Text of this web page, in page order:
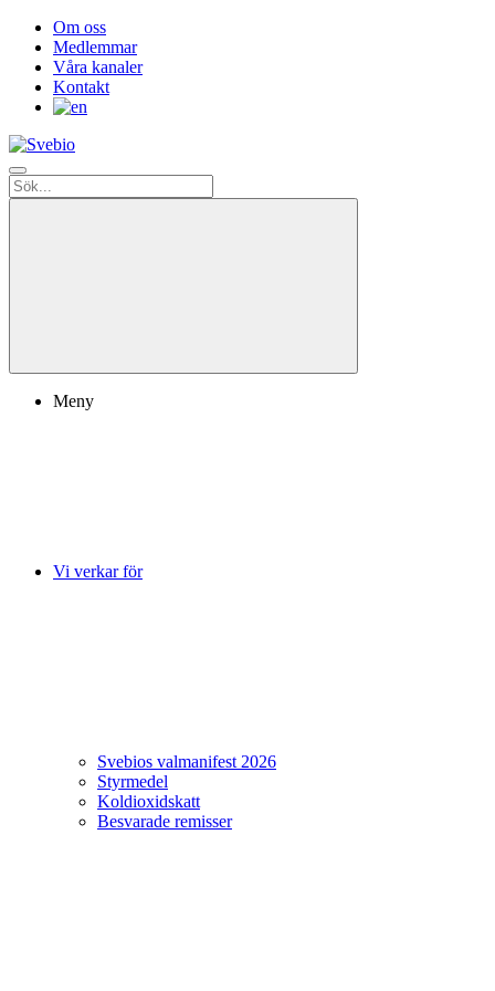
Om oss
Medlemmar
Våra kanaler
Kontakt
Meny
Vi verkar för
Svebios valmanifest 2026
Styrmedel
Koldioxidskatt
Besvarade remisser